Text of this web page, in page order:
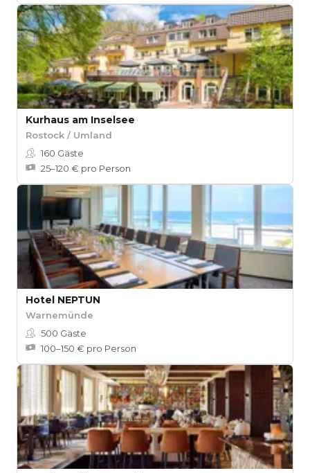
Kurhaus am Inselsee
Rostock / Umland
160 Gäste
25–120 € pro Person
Hotel NEPTUN
Warnemünde
500 Gäste
100–150 € pro Person